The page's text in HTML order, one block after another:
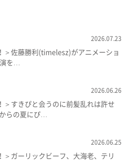
2026.07.23
＞佐藤勝利(timelesz)がアニメーショ
を…
2026.06.26
＞すきぴと会うのに前髪乱れは許せ
らの夏にぴ…
2026.06.25
＞ガーリックビーフ、大海老、テリ